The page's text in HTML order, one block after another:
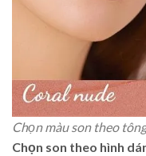
Chọn màu son theo
Chọn son theo hình